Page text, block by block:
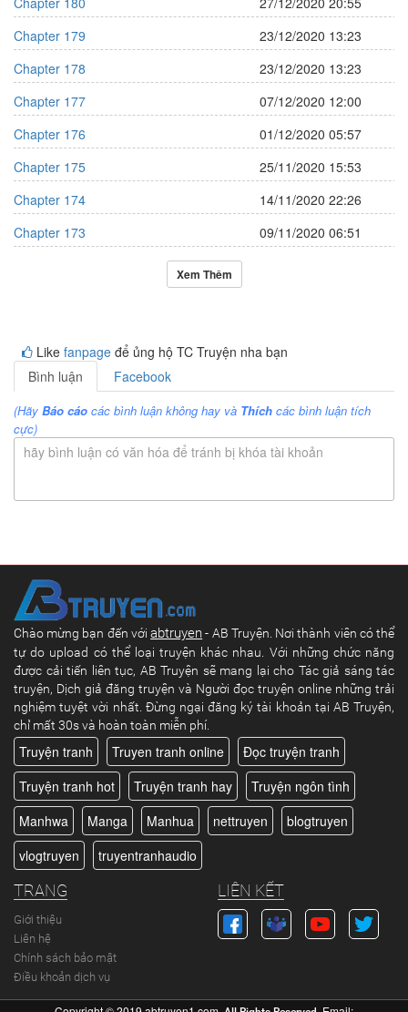
Chapter 179
23/12/2020 13:23
Chapter 178
23/12/2020 13:23
Chapter 177
07/12/2020 12:00
Chapter 176
01/12/2020 05:57
Chapter 175
25/11/2020 15:53
Chapter 174
14/11/2020 22:26
Chapter 173
09/11/2020 06:51
Xem Thêm
Like fanpage để ủng hộ TC Truyện nha bạn
Bình luận
Facebook
(Hãy Báo cáo các bình luận không hay và Thích các bình luận tích
cực)
hãy bình luận có văn hóa để tránh bị khóa tài khoản
Chào mừng bạn đến vớiabtruyen- AB Truyện. Nơi thành viên có thể
tự do upload có thể loại truyện khác nhau. Với những chức năng
được cải tiến liên tục, AB Truyện sẽ mang lại cho Tác giả sáng tác
truyện, Dịch giả đăng truyện và Người đọc truyện online những trải
nghiệm tuyệt vời nhất. Đừng ngại đăng ký tài khoản tại AB Truyện,
chỉ mất 30s và hoàn toàn miễn phí.
Truyện tranh Truyen tranh online
Đọc truyện tranh
Truyện tranh hot
Truyện tranh hay
Truyện ngôn tình
Manhwa
Manga Manhua nettruyen
blogtruyen
vlogtruyen
truyentranhaudio
TRANG
Giới thiệu
Liên hệ
Chính sách bảo mật
Điều khoản dịch vụ
LIÊN KẾT